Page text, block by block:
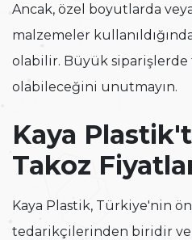
Ancak, özel boyutlarda
malzemeler
olabilir. Büyük siparişlerde
olabileceğini unutmayın.
Kaya
Takoz
Kaya Plastik, Türkiye'nin
tedarikçilerinden biridir